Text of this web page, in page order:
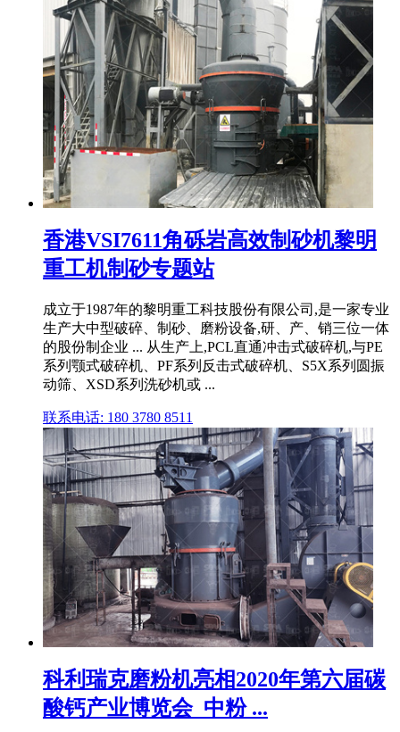
香港VSI7611角砾岩高效制砂机黎明
重工机制砂专题站
成立于1987年的黎明重工科技股份有限公司,是一家专业
生产大中型破碎、制砂、磨粉设备,研、产、销三位一体
的股份制企业 ... 从生产上,PCL直通冲击式破碎机,与PE
系列颚式破碎机、PF系列反击式破碎机、S5X系列圆振
动筛、XSD系列洗砂机或 ...
联系电话: 180 3780 8511
科利瑞克磨粉机亮相2020年第六届碳
酸钙产业博览会_中粉 ...